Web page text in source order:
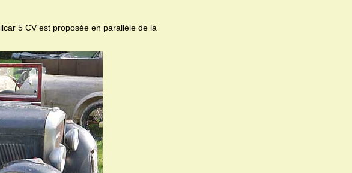
5 CV est proposée en parallèle de la